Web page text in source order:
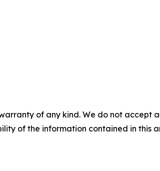
of any kind. We do not
of the information contained in this